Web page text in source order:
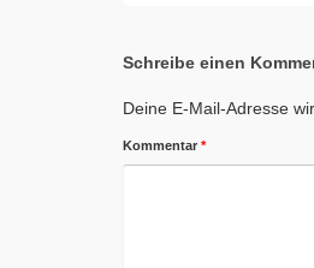
Schreibe einen
Deine E-Mail-Adresse
Kommentar *